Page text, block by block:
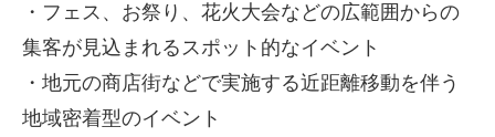
・フェス、お祭り、花火大会などの広範囲からの
集客が見込まれるスポット的なイベント
・地元の商店街などで実施する近距離移動を伴う
地域密着型のイベント